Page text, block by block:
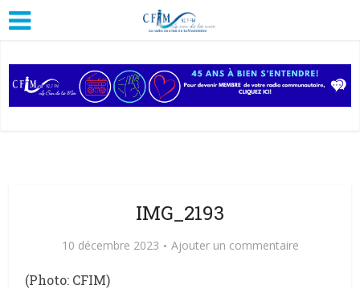
IMG_2193
10 décembre 2023 Ajouter un commentaire
(Photo: CFIM)